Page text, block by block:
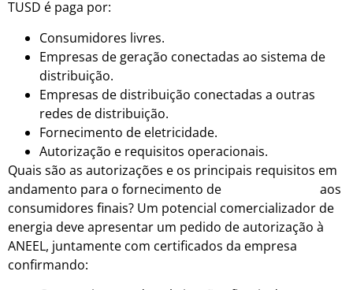
TUSD é paga por:
Consumidores livres.
Empresas de geração conectadas ao sistema de
distribuição.
Empresas de distribuição conectadas a outras
redes de distribuição.
Fornecimento de eletricidade.
Autorização e requisitos operacionais.
Quais são as autorizações e os principais requisitos em
andamento para o fornecimento de
aos
consumidores finais? Um potencial comercializador de
energia deve apresentar um pedido de autorização à
ANEEL, juntamente com certificados da empresa
confirmando: